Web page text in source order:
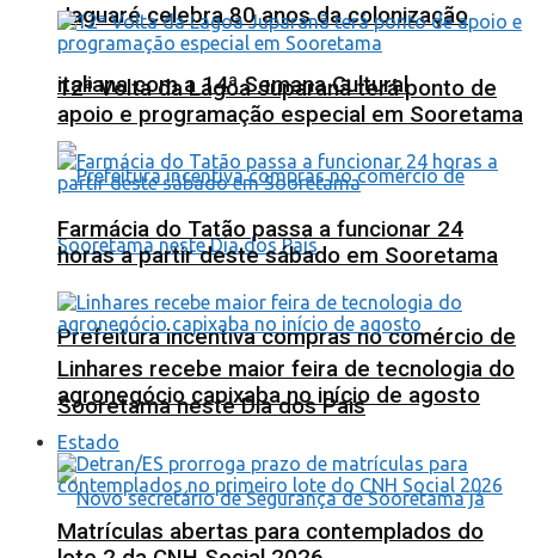
Jaguaré celebra 80 anos da colonização
italiana com a 14ª Semana Cultural
Prefeitura incentiva compras no comércio de
Sooretama neste Dia dos Pais
12ª Volta da Lagoa Juparanã terá ponto de
apoio e programação especial em Sooretama
Farmácia do Tatão passa a funcionar 24
horas a partir deste sábado em Sooretama
Linhares recebe maior feira de tecnologia do
agronegócio capixaba no início de agosto
Estado
Matrículas abertas para contemplados do